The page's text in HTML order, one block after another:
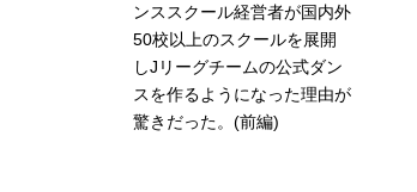
ンススクール経営者が国内外
50校以上のスクールを展開
しJリーグチームの公式ダン
スを作るようになった理由が
驚きだった。(前編)